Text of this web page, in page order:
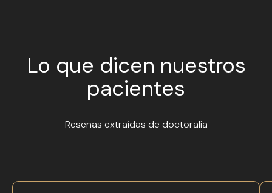
Lo que dicen nuestros
pacientes
Reseñas extraídas de doctoralia